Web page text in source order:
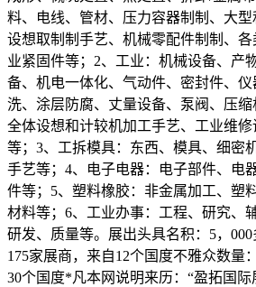
料、电线、管材、压力容器制制、大
设想取制制手艺、机械零配件制制、
业紧固件等；2、工业：机械设备、产
备、机电一体化、气动件、密封件、
洗、涂层防腐、丈量设备、泵阀、压
全体设想和计较机加工手艺、工业维
等；3、工拆模具：东西、模具、细密
手艺等；4、电子电器：电子部件、电
件等；5、塑料橡胶：非金属加工、塑
材料等；6、工业办事：工程、研究、
研发、质量等。展出头具名积：5，000
175家展商，来自12个国度不雅众数量
30个国度*凡本网说明来历：“盈拓国